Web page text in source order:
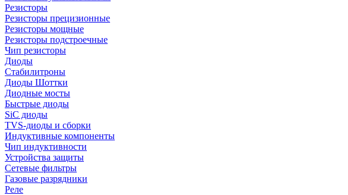
Резисторы
Резисторы прецизионные
Резисторы мощные
Резисторы подстроечные
Чип резисторы
Диоды
Стабилитроны
Диоды Шоттки
Диодные мосты
Быстрые диоды
SiC диоды
TVS-диоды и сборки
Индуктивные компоненты
Чип индуктивности
Устройства защиты
Сетевые фильтры
Газовые разрядники
Реле